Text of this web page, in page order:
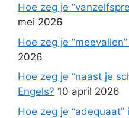
Hoe zeg je
mei 2026
Hoe zeg je
2026
Hoe zeg je “naast je
Engels? 10 april 2026
Hoe zeg je “adequaat”